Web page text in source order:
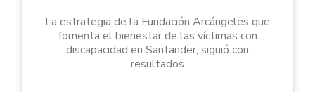
La estrategia de la Fundación Arcángeles que
fomenta el bienestar de las víctimas con
discapacidad en Santander, siguió con
resultados